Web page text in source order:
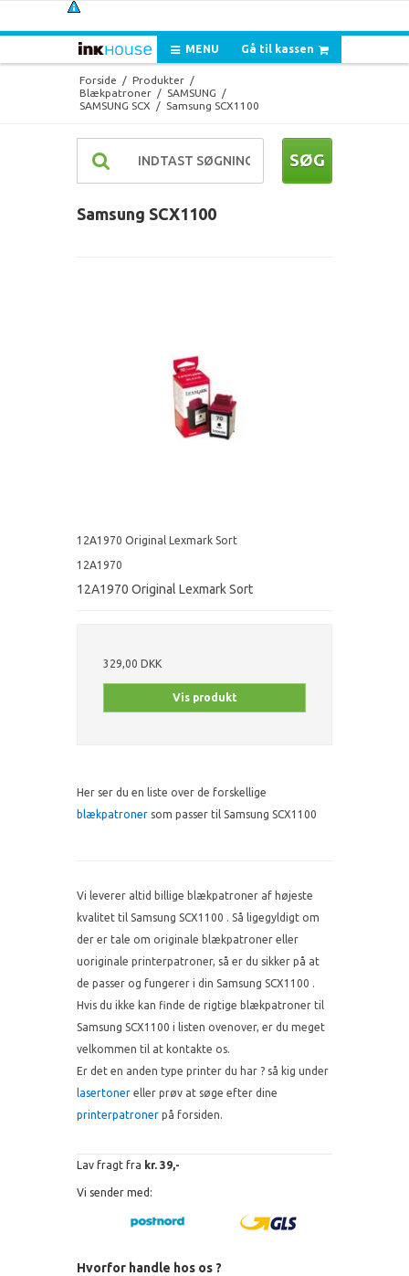
Gå til kassen
MENU
Forside / Produkter /
Blækpatroner / SAMSUNG
/
SAMSUNG SCX
/ Samsung SCX1100
SØG
Samsung SCX1100
12A1970 Original Lexmark Sort
12A1970
12A1970 Original Lexmark Sort
329,00 DKK
Vis produkt
Her ser du en liste over de forskellige
blækpatroner som passer til Samsung SCX1100
Vi leverer altid billige blækpatroner af højeste
kvalitet til Samsung SCX1100 . Så ligegyldigt om
der er tale om originale blækpatroner eller
uoriginale printerpatroner, så er du sikker på at
de passer og fungerer i din Samsung SCX1100 .
Hvis du ikke kan finde de rigtige blækpatroner til
Samsung SCX1100 i listen ovenover, er du meget
velkommen til at kontakte os.
Er det en anden type printer du har ? så kig under
lasertoner eller prøv at søge efter dine
printerpatroner på forsiden.
Lav fragt fra kr. 39,-
Vi sender med:
Hvorfor handle hos os ?